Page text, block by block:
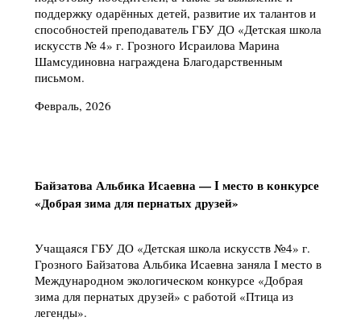
поддержку одарённых детей, развитие их талантов и
способностей преподаватель ГБУ ДО «Детская школа
искусств № 4» г. Грозного Исраилова Марина
Шамсудиновна награждена Благодарственным
письмом.
Февраль, 2026
Байзатова Альбика Исаевна — I место в конкурсе
«Добрая зима для пернатых друзей»
Учащаяся ГБУ ДО «Детская школа искусств №4» г.
Грозного Байзатова Альбика Исаевна заняла I место в
Международном экологическом конкурсе «Добрая
зима для пернатых друзей» с работой «Птица из
легенды».